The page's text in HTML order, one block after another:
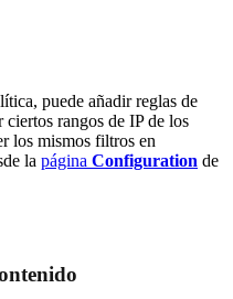
puede añadir reglas de
rangos de IP de los
los mismos filtros en
la página Configuration de